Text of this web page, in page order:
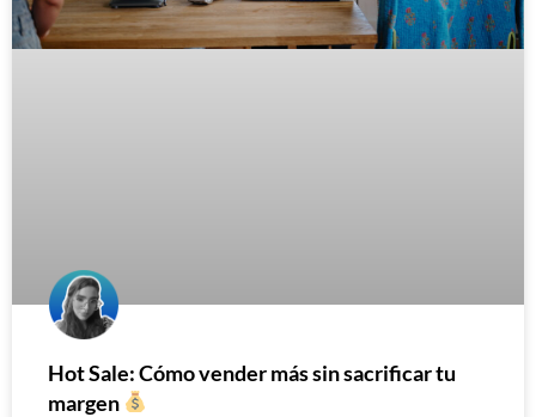
Hot Sale: Cómo vender más sin sacrificar tu
margen